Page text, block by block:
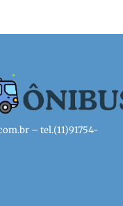
– tel.(11)91754-